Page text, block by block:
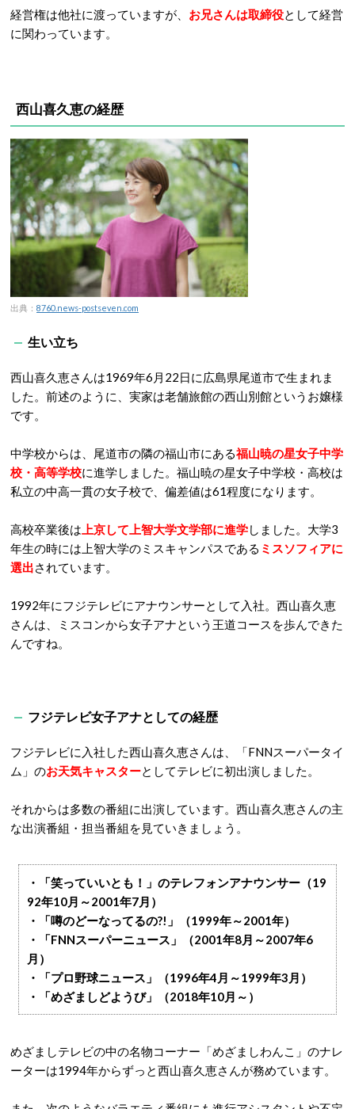
経営権は他社に渡っていますが、 お兄さんは取締役として経営
に関わっています。
西山喜久恵の経歴
出典： 8760.news-postseven.com
生い立ち
西山喜久恵さんは1969年6月22日に広島県尾道市で生まれま
した。前述のように、実家は老舗旅館の西山別館というお嬢様
です。
中学校からは、尾道市の隣の福山市にある福山暁の星女子中学
校・高等学校に進学しました。福山暁の星女子中学校・高校は
私立の中高一貫の女子校で、偏差値は61程度になります。
高校卒業後は 上京して上智大学文学部に進学しました。大学3
年生の時には上智大学のミスキャンパスである ミスソフィアに
選出されています。
1992年にフジテレビにアナウンサーとして入社。西山喜久恵
さんは、ミスコンから女子アナという王道コースを歩んできた
んですね。
フジテレビ女子アナとしての経歴
フジテレビに入社した西山喜久恵さんは、「FNNスーパータイ
ム」のお天気キャスターとしてテレビに初出演しました。
それからは多数の番組に出演しています。西山喜久恵さんの主
な出演番組・担当番組を見ていきましょう。
・「笑っていいとも！」のテレフォンアナウンサー（19
92年10月～2001年7月）
・「噂のどーなってるの?!」（1999年～2001年）
・「FNNスーパーニュース」（2001年8月～2007年6
月）
・「プロ野球ニュース」（1996年4月～1999年3月）
・「めざましどようび」（2018年10月～）
めざましテレビの中の名物コーナー「めざましわんこ」のナレ
ーターは1994年からずっと西山喜久恵さんが務めています。